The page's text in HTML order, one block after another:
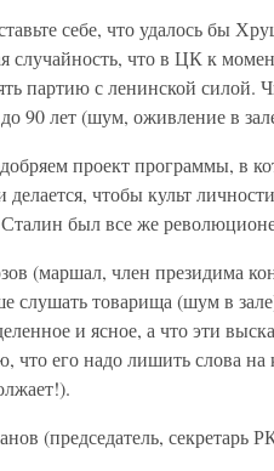
себе, что удалось бы
случайность, что в ЦК к
партию с ленинской силой.
90 лет (шум, оживление в
проект программы, в
делается, чтобы культ
был все же
(маршал, член президима
слушать товарища (шум в
и ясное, а что эти
что его надо лишить слова
(председатель, секретарь